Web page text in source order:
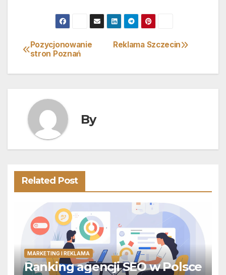
Nawigacja
wpisu
Reklama Szczecin
Pozycjonowanie
stron Poznań
By
Related Post
MARKETING I REKLAMA
Ranking agencji SEO w Polsce